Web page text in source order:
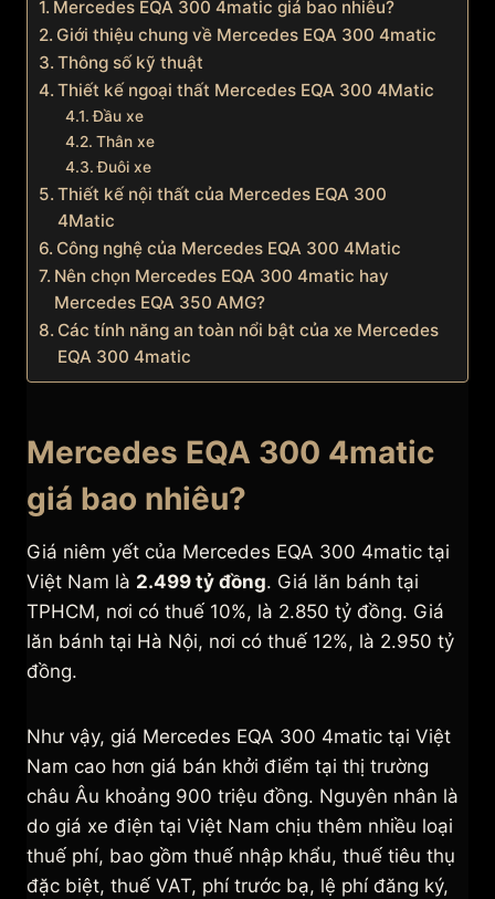
Mercedes EQA 300 4matic giá bao nhiêu?
Giới thiệu chung về Mercedes EQA 300 4matic
Thông số kỹ thuật
Thiết kế ngoại thất Mercedes EQA 300 4Matic
Đầu xe
Thân xe
Đuôi xe
Thiết kế nội thất của Mercedes EQA 300
4Matic
Công nghệ của Mercedes EQA 300 4Matic
Nên chọn Mercedes EQA 300 4matic hay
Mercedes EQA 350 AMG?
Các tính năng an toàn nổi bật của xe Mercedes
EQA 300 4matic
Mercedes EQA 300 4matic
giá bao nhiêu?
Giá niêm yết của Mercedes EQA 300 4matic tại
Việt Nam là 2.499 tỷ đồng. Giá lăn bánh tại
TPHCM, nơi có thuế 10%, là 2.850 tỷ đồng. Giá
lăn bánh tại Hà Nội, nơi có thuế 12%, là 2.950 tỷ
đồng.
Như vậy, giá Mercedes EQA 300 4matic tại Việt
Nam cao hơn giá bán khởi điểm tại thị trường
châu Âu khoảng 900 triệu đồng. Nguyên nhân là
do giá xe điện tại Việt Nam chịu thêm nhiều loại
thuế phí, bao gồm thuế nhập khẩu, thuế tiêu thụ
đặc biệt, thuế VAT, phí trước bạ, lệ phí đăng ký,